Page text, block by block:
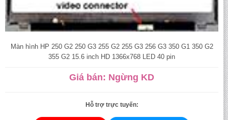
Màn hình HP 250 G2 250 G3 255 G2 255 G3 256 G3 350 G1 350 G2
355 G2 15.6 inch HD 1366x768 LED 40 pin
Giá bán: Ngừng KD
Hỗ trợ trực tuyến: